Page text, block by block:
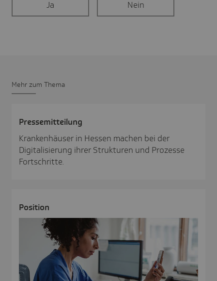
Ja Nein
Mehr zum Thema
Pres­se­mit­tei­lung
Krankenhäuser in Hessen machen bei der
Digitalisierung ihrer Strukturen und Prozesse
Fortschritte.
Posi­tion